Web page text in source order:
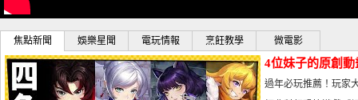
焦點新聞 娛樂星聞 電玩情報 烹飪教學 微電影
4位妹子的原創
曝光_電玩宅速配
過年必玩推薦！玩家